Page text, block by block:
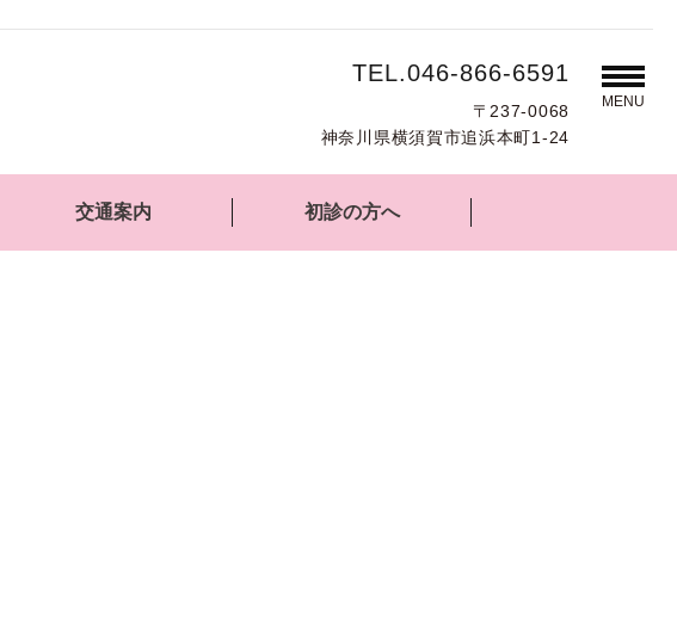
TEL.046-866-6591
〒237-0068
神奈川県横須賀市追浜本町1-24
MENU
交通案内 初診の方へ